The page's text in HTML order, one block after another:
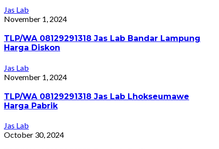
Jas Lab
November 1, 2024
TLP/WA 08129291318 Jas Lab Bandar Lampung
Harga Diskon
Jas Lab
November 1, 2024
TLP/WA 08129291318 Jas Lab Lhokseumawe
Harga Pabrik
Jas Lab
October 30, 2024